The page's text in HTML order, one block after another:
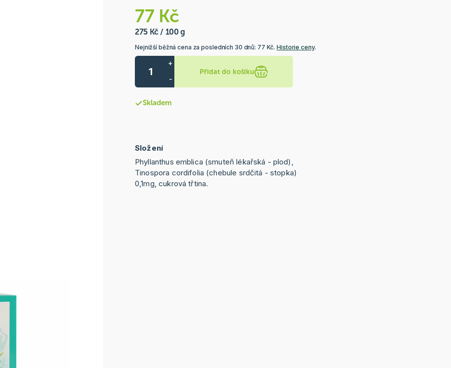
77 Kč
275 Kč / 100 g
Nejnižší běžná cena za posledních 30 dnů: 77 Kč.Historie ceny.
+
-
Přidat do košíku
Skladem
Složení
Phyllanthus emblica (smuteň lékařská - plod),
Tinospora cordifolia (chebule srdčitá - stopka)
0,1mg, cukrová třtina.